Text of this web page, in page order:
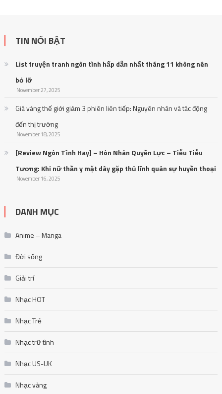
TIN NỔI BẬT
List truyện tranh ngôn tình hấp dẫn nhất tháng 11 không nên
bỏ lỡ
November 27, 2025
Giá vàng thế giới giảm 3 phiên liên tiếp: Nguyên nhân và tác động
đến thị trường
November 18, 2025
[Review Ngôn Tình Hay] – Hôn Nhân Quyền Lực – Tiễu Tiễu
Tương: Khi nữ thần y mặt dày gặp thủ lĩnh quân sự huyền thoại
November 16, 2025
DANH MỤC
Anime – Manga
Đời sống
Giải trí
Nhạc HOT
Nhạc Trẻ
Nhạc trữ tình
Nhạc US-UK
Nhạc vàng